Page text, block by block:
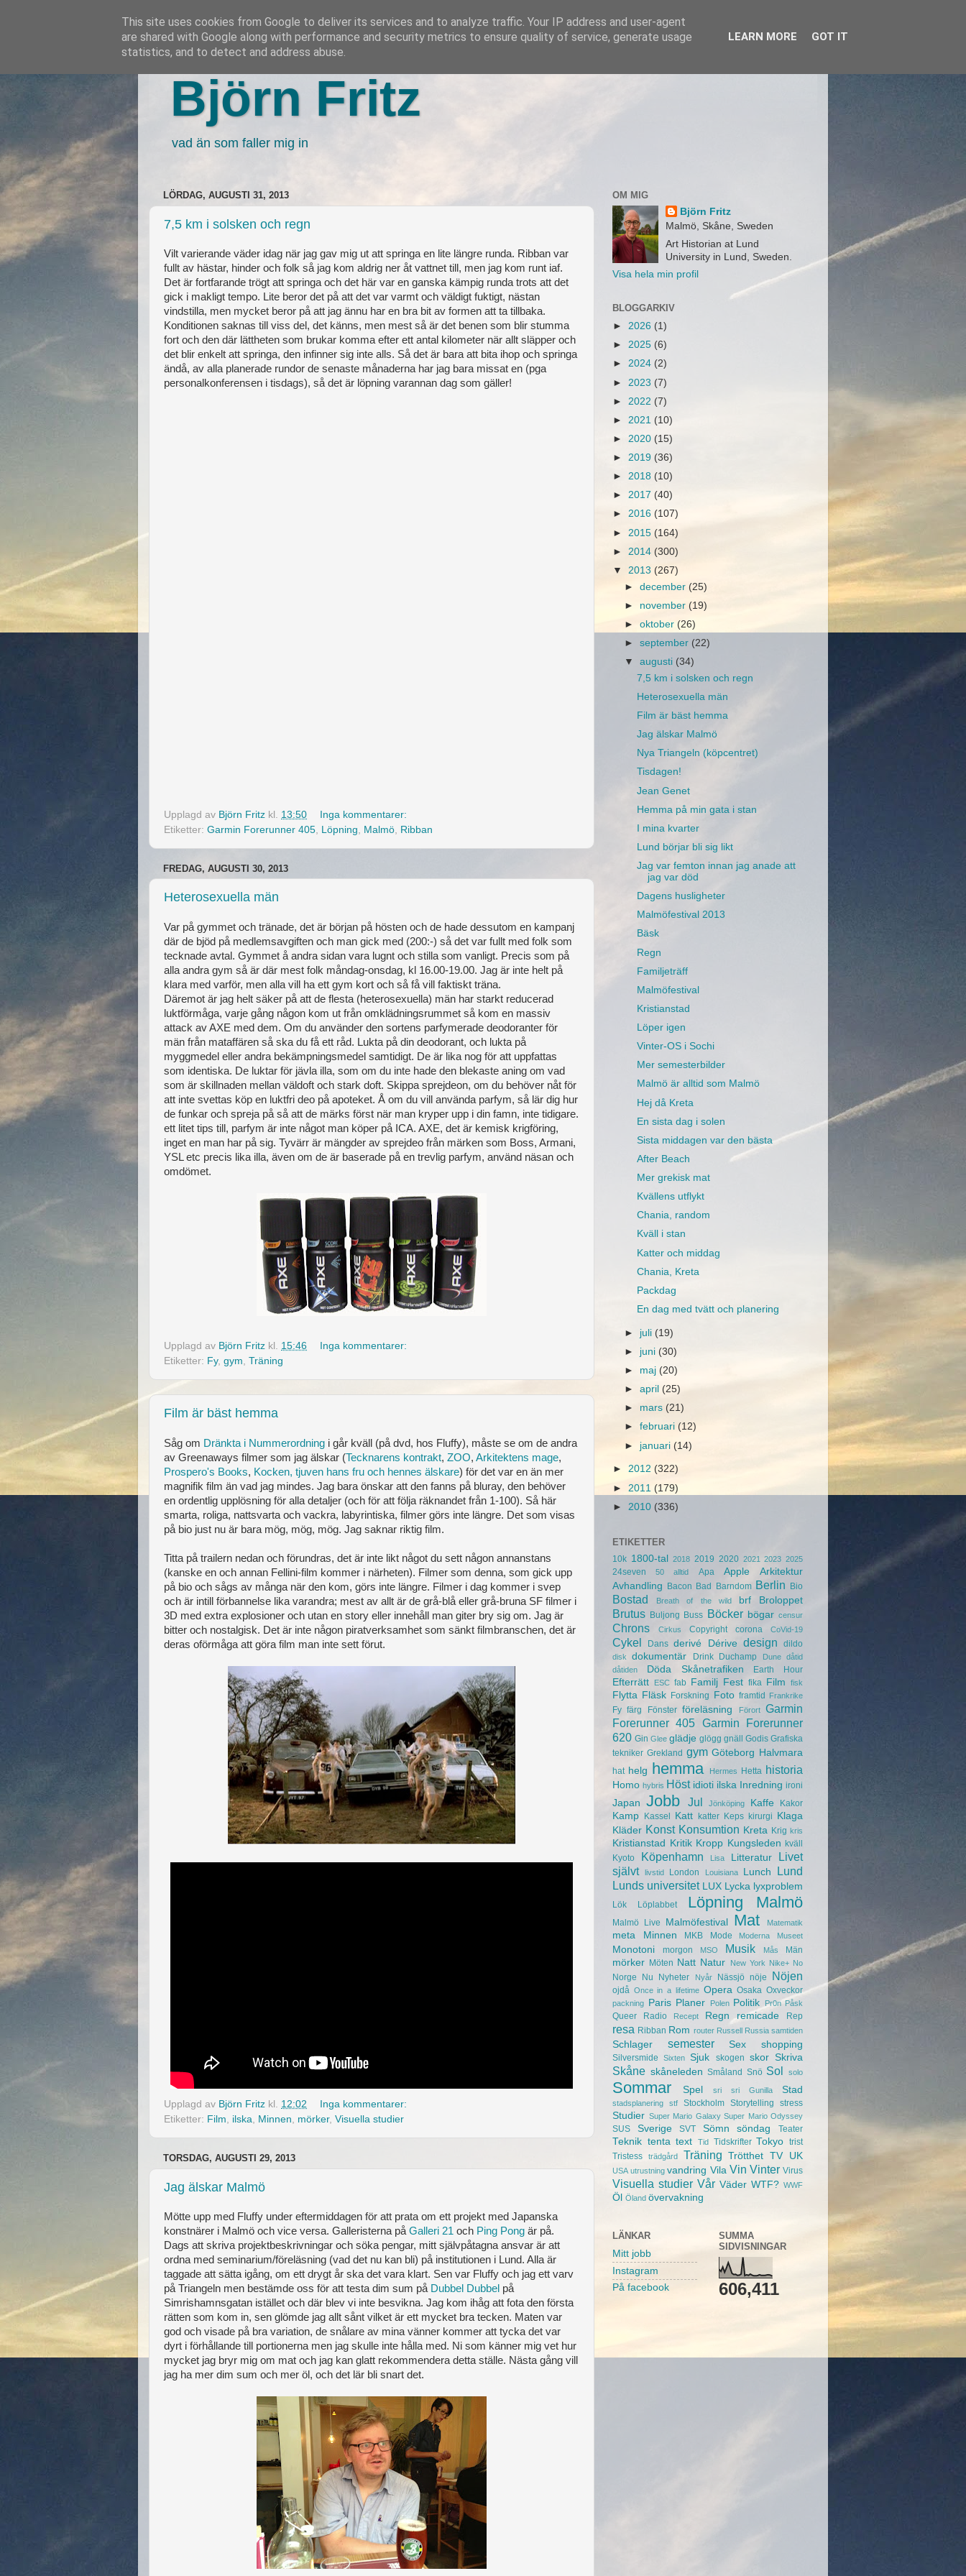
Björn Fritz
vad än som faller mig in
LÖRDAG, AUGUSTI 31, 2013
7,5 km i solsken och regn
Vilt varierande väder idag när jag gav mig ut att springa en lite längre runda. Ribban var
fullt av hästar, hinder och folk så jag kom aldrig ner åt vattnet till, men jag kom runt iaf.
Det är fortfarande trögt att springa och det här var en ganska kämpig runda trots att det
gick i makligt tempo. Lite beror det på att det var varmt och väldigt fuktigt, nästan
vindstilla, men mycket beror på att jag ännu har en bra bit av formen att ta tillbaka.
Konditionen saknas till viss del, det känns, men mest så är det benen som blir stumma
fort och den där lättheten som brukar komma efter ett antal kilometer när allt släpper och
det blir enkelt att springa, den infinner sig inte alls. Så det är bara att bita ihop och springa
ändå, av alla planerade rundor de senaste månaderna har jag bara missat en (pga
personalkonferensen i tisdags), så det är löpning varannan dag som gäller!
Upplagd av Björn Fritz kl. 13:50
Inga kommentarer:
Etiketter: Garmin Forerunner 405 Löpning Malmö Ribban
FREDAG, AUGUSTI 30, 2013
Heterosexuella män
Var på gymmet och tränade, det är början på hösten och de hade dessutom en kampanj
där de bjöd på medlemsavgiften och man gick med (200:-) så det var fullt med folk som
tecknade avtal. Gymmet å andra sidan vara lugnt och stilla som vanligt. Precis som på
alla andra gym så är där mest folk måndag-onsdag, kl 16.00-19.00. Jag är inte helt på
klara med varför, men alla vill ha ett gym kort och så få vill faktiskt träna.
Däremot är jag helt säker på att de flesta (heterosexuella) män har starkt reducerad
luktförmåga, varje gång någon kom ut från omklädningsrummet så kom en massiv
attack av AXE med dem. Om du använder den sortens parfymerade deodoranter för
män från mataffären så ska du få ett råd. Lukta på din deodorant, och lukta på
myggmedel eller andra bekämpningsmedel samtidigt. De är lika nog för att uppfattas
som identiska. De luktar för jävla illa, som om du inte hade den blekaste aning om vad
som är skillnaden mellan väldoft och stark doft. Skippa sprejdeon, om du behöver nåt för
att inte svettas köp en luktfri deo på apoteket. Å om du vill använda parfym, så lär dig hur
de funkar och spreja på så att de märks först när man kryper upp i din famn, inte tidigare.
ett litet tips till, parfym är inte något man köper på ICA. AXE, det är kemisk krigföring,
inget en man har på sig. Tyvärr är mängder av sprejdeo från märken som Boss, Armani,
YSL etc precis lika illa, även om de är baserade på en trevlig parfym, använd näsan och
omdömet.
Upplagd av Björn Fritz kl. 15:46
Inga kommentarer:
Etiketter: Fy, gym, Träning
Film är bäst hemma
Såg om Dränkta i Nummerordning i går kväll (på dvd, hos Fluffy), måste se om de andra
av Greenaways filmer som jag älskar (Tecknarens kontrakt, ZOO, Arkitektens mage,
Prospero's Books, Kocken, tjuven hans fru och hennes älskare) för det var en än mer
magnifik film än vad jag mindes. Jag bara önskar att den fanns på bluray, den behöver
en ordentlig upplösning för alla detaljer (och för att följa räknandet från 1-100). Så här
smarta, roliga, nattsvarta och vackra, labyrintiska, filmer görs inte längre. Det som visas
på bio just nu är bara mög, mög, mög. Jag saknar riktig film.
Titta på trailern nedan och förundras, det är inte likt något du sett någon annanstans
(kanske en och annan Fellini-film kommer i närheten). Filmer som denna, som gick upp
på bio och sågs av många när den kom, görs inte längre. Filmer i dag kommer i svep
och är intill förbannelse lika varandra; mest av allt är de grå-blå eller grå-bruna SF filmer i
3D med extra explosioner och utan en story eller innehåll man giter bry sig om. Jag är
bitter och nostalgisk. Det är inte någon piratverksamhet som sänkt filmbranschen, det är
deras oförmåga att göra film man inte sett förut.
Upplagd av Björn Fritz kl. 12:02
Inga kommentarer:
Etiketter: Film, ilska, Minnen, mörker, Visuella studier
TORSDAG, AUGUSTI 29, 2013
Jag älskar Malmö
Mötte upp med Fluffy under eftermiddagen för att prata om ett projekt med Japanska
konstnärer i Malmö och vice versa. Galleristerna på Galleri 21 och Ping Pong är på.
Dags att skriva projektbeskrivningar och söka pengar, mitt självpåtagna ansvar är att
ordna med seminarium/föreläsning (vad det nu kan bli) på institutionen i Lund. Alla är
taggade att sätta igång, om ett drygt år ska det vara klart. Sen var Fluffy och jag ett varv
på Triangeln men bestämde oss för att testa dim sum på Dubbel Dubbel på
Simrishamnsgatan istället och där blev vi inte besvikna. Jag kom ihåg att fota den första
rätten som kom in, sen glömde jag allt sånt vilket är ett mycket bra tecken. Maten var
god och visade på bra variation, de snålare av mina vänner kommer att tycka det var
dyrt i förhållande till portionerna men jag skulle inte hålla med. Ni som känner mig vet hur
mycket jag bryr mig om mat och jag kan glatt rekommendera detta ställe. Nästa gång vill
jag ha mer dim sum och mer öl, och det lär bli snart det.
OM MIG
Björn Fritz
Malmö, Skåne, Sweden
Art Historian at Lund
University in Lund, Sweden.
Visa hela min profil
BLOGGARKIV
► 2026 (1)
► 2025 (6)
► 2024 (2)
► 2023 (7)
► 2022 (7)
► 2021 (10)
► 2020 (15)
► 2019 (36)
► 2018 (10)
► 2017 (40)
► 2016 (107)
► 2015 (164)
► 2014 (300)
▼ 2013 (267)
►december(25)
► november(19)
►oktober (26)
►september (22)
▼augusti (34)
7,5 km i solsken och regn
Heterosexuella män
Film är bäst hemma
Jag älskar Malmö
Nya Triangeln (köpcentret)
Tisdagen!
Jean Genet
Hemma på min gata i stan
I mina kvarter
Lund börjar bli sig likt
Jag var femton innan jag anade att
jag var död
Dagens husligheter
Malmöfestival 2013
Bäsk
Regn
Familjeträff
Malmöfestival
Kristianstad
Löper igen
Vinter-OS i Sochi
Mer semesterbilder
Malmö är alltid som Malmö
Hej då Kreta
En sista dag i solen
Sista middagen var den bästa
After Beach
Mer grekisk mat
Kvällens utflykt
Chania, random
Kväll i stan
Katter och middag
Chania, Kreta
Packdag
En dag med tvätt och planering
► juli (19)
► juni (30)
► maj (20)
►april(25)
► mars (21)
►februari(12)
► januari(14)
► 2012 (322)
► 2011 (179)
► 2010 (336)
ETIKETTER
10k 1800-tal 2018 2019 2020 2021 2023 2025
24seven 50 alltid Apa Apple
Arkitektur
Avhandling Bacon Bad Barndom Berlin Bio
Bostad Breath of the wild brf Broloppet
Brutus Buljong Buss Böcker bögar censur
Chrons Cirkus Copyright corona CoVid-19
Cykel Dans derivé Dérive design dildo
disk dokumentär Drink Duchamp Dune
dåtid
dåtiden
Döda Skånetrafiken Earth Hour
Efterrätt ESC fab Familj Fest fika Film fisk
Flytta Fläsk Forskning Foto framtid Frankrike
Fy färg Fönster föreläsning Förort
Garmin
Forerunner 405 Garmin Forerunner
620 Gin Glee glädje glögg gnäll Godis Grafiska
tekniker Grekland gym Göteborg Halvmara
hat helg hemma Hermes Hetta historia
Homo hybris Höst idioti ilska Inredning ironi
Japan Jobb Jul Jönköping Kaffe Kakor
Kamp Kassel Katt katter Keps kirurgi Klaga
Kläder Konst Konsumtion Kreta Krig kris
Kristianstad Kritik Kropp Kungsleden kväll
Kyoto
Köpenhamn Lisa Litteratur
Livet
självt
livstid London Louisiana Lunch
Lund
Lunds universitet LUX Lycka lyxproblem
Lök Löplabbet Löpning Malmö
Malmö Live Malmöfestival Mat Matematik
meta Minnen MKB Mode Moderna Museet
Monotoni morgon MSO Musik Mås Män
mörker Möten Natt Natur New York Nike+ No
Norge Nu Nyheter Nyår Nässjö nöje Nöjen
ojdå Once in a lifetime Opera Osaka Oxveckor
packning Paris Planer Polen Politik Pr0n Påsk
Queer Radio Recept Regn remicade Rep
resa Ribban Rom router Russell Russia samtiden
Schlager semester Sex shopping
Silversmide Sixten Sjuk skogen skor Skriva
Skåne skåneleden Småland Snö Sol solo
Sommar Spel sri sri Gunilla Stad
stadsplanering stf Stockholm Storytelling stress
Studier Super Mario Galaxy Super Mario Odyssey
SUS Sverige SVT Sömn söndag Teater
Teknik tenta text Tid Tidskrifter Tokyo trist
Tristess
trädgård Träning Trötthet TV UK
USA utrustning vandring Vila Vin Vinter Virus
Visuella studier Vår Väder WTF? WWF
Öl Öland övervakning
LÄNKAR
Mitt jobb
Instagram
På facebook
SUMMA
SIDVISNINGAR
606,411
This site uses cookies from Google to deliver its services and to analyze traffic. Your IP address and user-agent
are shared with Google along with performance and security metrics to ensure quality of service, generate usage
statistics, and to detect and address abuse.
LEARN MORE GOT IT